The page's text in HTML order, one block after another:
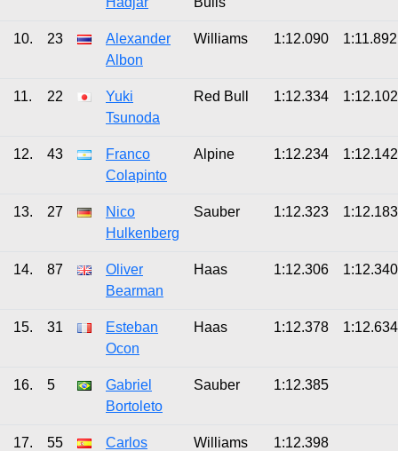
10. 23
Alexander
Albon
Williams 1:12.090 1:11.892
11. 22
Yuki
Tsunoda
Red Bull 1:12.334 1:12.102
12. 43
Franco
Colapinto
Alpine 1:12.234 1:12.142
13. 27
Nico
Hulkenberg
Sauber 1:12.323 1:12.183
14. 87
Oliver
Bearman
Haas 1:12.306 1:12.340
15. 31
Esteban
Ocon
Haas 1:12.378 1:12.634
16. 5
Gabriel
Bortoleto
Sauber 1:12.385
17. 55
Carlos
Williams 1:12.398